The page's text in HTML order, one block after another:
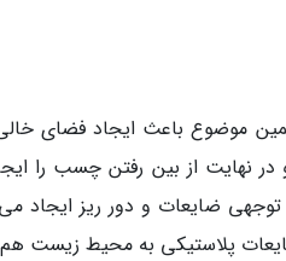
موضوع باعث ایجاد فضای
نهایت از بین رفتن چسب را
ضایعات و دور ریز ایجاد
پلاستیکی به محیط زیست